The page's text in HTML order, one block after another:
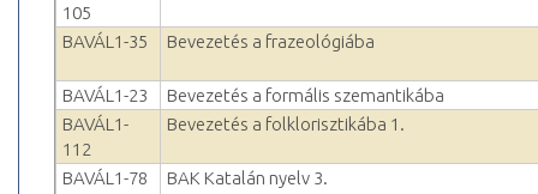
105
BAVÁL1-35 Bevezetés a frazeológiába
BAVÁL1-23
Bevezetés a formális szemantikába
BAVÁL1-
112
Bevezetés a folklorisztikába 1.
BAVÁL1-78 BAK Katalán nyelv 3.